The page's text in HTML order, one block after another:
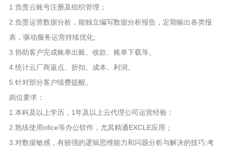
1.负责云账号注册及组织管理；
2.负责运营数据分析，能独立编写数据分析报告，定期输出各类报
表，驱动服务运营持续优化;
3.协助客户完成账单出账、收款、账单下载等。
4.统计云厂商返点、折扣、成本、利润。
5.针对部分客户续费提醒。
岗位要求：
1.本科及以上学历，1年及以上云代理公司运营经验；
2.熟练使用ofice等办公软件，尤其精通EXCLE应用；
3.对数据敏感，有较强的逻辑思维能力和问题分析与解决的技巧;考